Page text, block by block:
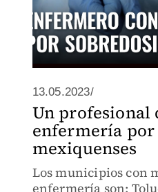
13.05.2023/
Un profesional
enfermería por
mexiquenses
Los municipios con
enfermería son: